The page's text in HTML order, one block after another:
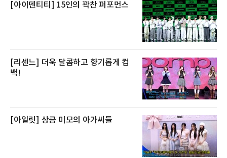
[아이덴티티] 15인의 꽉찬 퍼포먼스
[리센느] 더욱 달콤하고 향기롭게 컴
백!
[아일릿] 상큼 미모의 아가씨들